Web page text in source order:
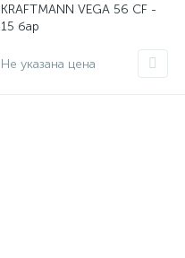
KRAFTMANN VEGA 56 CF -
15 бар
Не указана цена